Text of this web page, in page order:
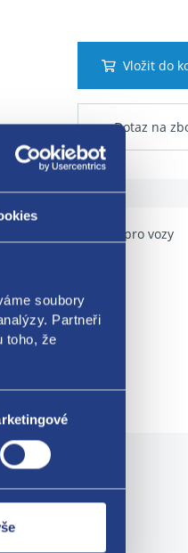
soubory
Partneři
toho, že
Vložit do
Dotaz na
Použitelné pro vozy